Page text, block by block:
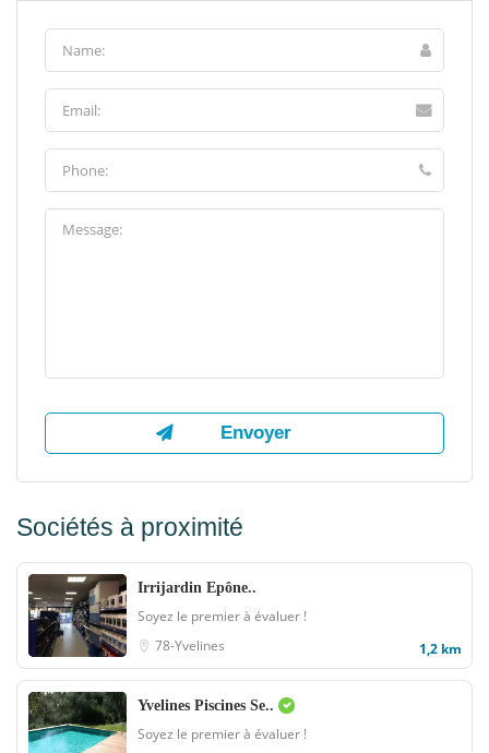
Sociétés à proximité
Irrijardin Epône..
Soyez le premier à évaluer !
78-Yvelines
1,2 km
Yvelines Piscines Se..
Soyez le premier à évaluer !